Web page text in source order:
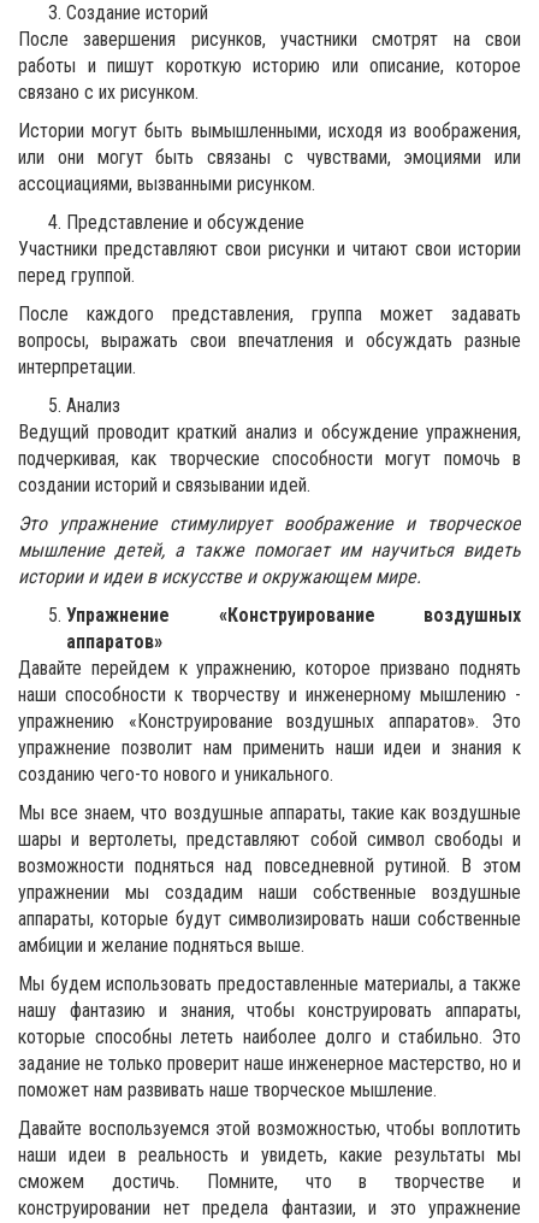
Создание историй
После завершения рисунков, участники смотрят на свои
работы и пишут короткую историю или описание, которое
связано с их рисунком.
Истории могут быть вымышленными, исходя из воображения,
или они могут быть связаны с чувствами, эмоциями или
ассоциациями, вызванными рисунком.
Представление и обсуждение
Участники представляют свои рисунки и читают свои истории
перед группой.
После каждого представления, группа может задавать
вопросы, выражать свои впечатления и обсуждать разные
интерпретации.
Анализ
Ведущий проводит краткий анализ и обсуждение упражнения,
подчеркивая, как творческие способности могут помочь в
создании историй и связывании идей.
Это упражнение стимулирует воображение и творческое
мышление детей, а также помогает им научиться видеть
истории и идеи в искусстве и окружающем мире.
Упражнение «Конструирование воздушных
аппаратов»
Давайте перейдем к упражнению, которое призвано поднять
наши способности к творчеству и инженерному мышлению -
упражнению «Конструирование воздушных аппаратов». Это
упражнение позволит нам применить наши идеи и знания к
созданию чего-то нового и уникального.
Мы все знаем, что воздушные аппараты, такие как воздушные
шары и вертолеты, представляют собой символ свободы и
возможности подняться над повседневной рутиной. В этом
упражнении мы создадим наши собственные воздушные
аппараты, которые будут символизировать наши собственные
амбиции и желание подняться выше.
Мы будем использовать предоставленные материалы, а также
нашу фантазию и знания, чтобы конструировать аппараты,
которые способны лететь наиболее долго и стабильно. Это
задание не только проверит наше инженерное мастерство, но и
поможет нам развивать наше творческое мышление.
Давайте воспользуемся этой возможностью, чтобы воплотить
наши идеи в реальность и увидеть, какие результаты мы
сможем достичь. Помните, что в творчестве и
конструировании нет предела фантазии, и это упражнение